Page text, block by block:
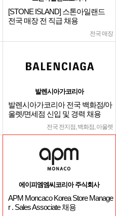
[STONE ISLAND] 스톤아일랜드
전국 매장 전 직급 채용
전국 매장
발렌시아가코리아
발렌시아가코리아 전국 백화점/아
울렛/면세점 신입 및 경력 채용
전국 전지점, 백화점, 아울렛
에이피엠엠씨코리아 주식회사
APM Moncaco Korea Store Manage
r . Sales Associate 채용